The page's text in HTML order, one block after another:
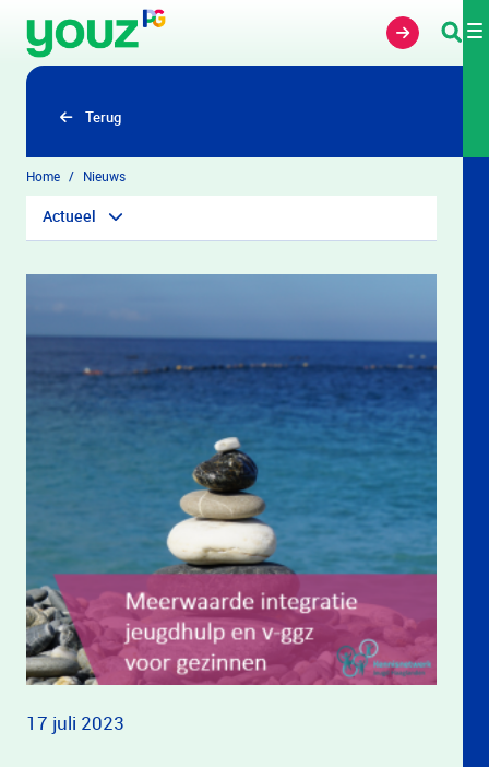
Overslaan en naar hoofdinhoud gaan
Terug
Home Nieuws
Actueel
17 juli 2023